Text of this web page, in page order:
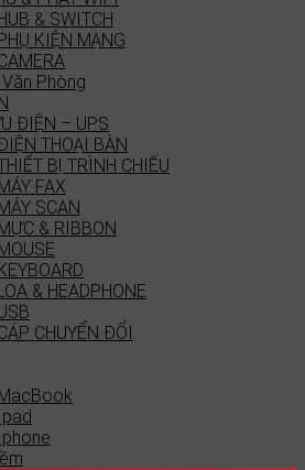
& SWITCH
KIỆN MẠNG
Phòng
ĐIỆN – UPS
THOẠI BÀN
BỊ TRÌNH CHIẾU
FAX
SCAN
& RIBBON
& HEADPHONE
CHUYỂN ĐỔI
Ipad
Iphone